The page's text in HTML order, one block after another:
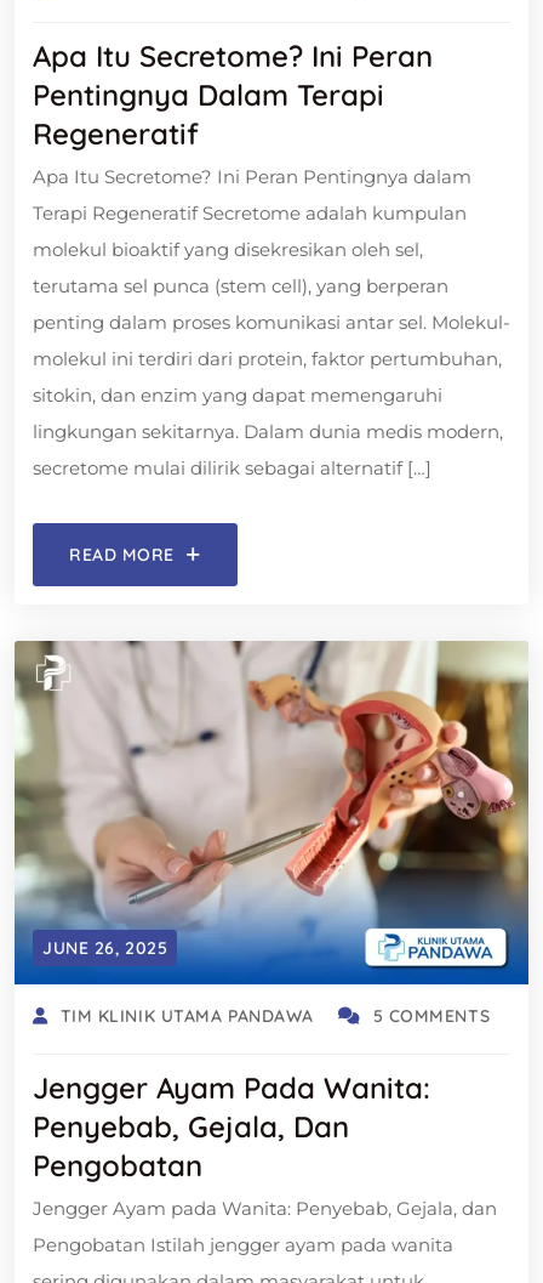
Apa Itu Secretome? Ini Peran
Pentingnya Dalam Terapi
Regeneratif
Apa Itu Secretome? Ini Peran Pentingnya dalam
Terapi Regeneratif Secretome adalah kumpulan
molekul bioaktif yang disekresikan oleh sel,
terutama sel punca (stem cell), yang berperan
penting dalam proses komunikasi antar sel. Molekul-
molekul ini terdiri dari protein, faktor pertumbuhan,
sitokin, dan enzim yang dapat memengaruhi
lingkungan sekitarnya. Dalam dunia medis modern,
secretome mulai dilirik sebagai alternatif […]
READ MORE
JUNE 26, 2025
TIM KLINIK UTAMA PANDAWA 5 COMMENTS
Jengger Ayam Pada Wanita:
Penyebab, Gejala, Dan
Pengobatan
Jengger Ayam pada Wanita: Penyebab, Gejala, dan
Pengobatan Istilah jengger ayam pada wanita